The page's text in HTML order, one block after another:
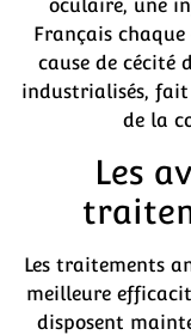
oculaire, une
Français
cause de cécité
industrialisés,
de la
Les
Les traitements
meilleure
disposent